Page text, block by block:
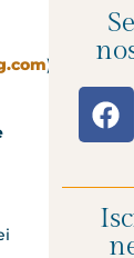
).